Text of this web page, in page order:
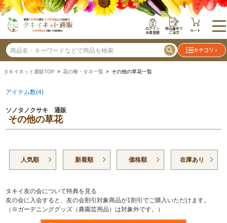
ログイン
会員登録
申込番号で
ご注文 カート
カテゴリ
タキイネット通販TOP > 花の種・タネ一覧 > その他の草花一覧
アイテム数(4)
ソノタノクサキ 通販
その他の草花
人気順 新着順 価格順 在庫あり
タキイ友の会について特典を見る
友の会に入会すると、友の会割引対象商品が1割引でご購入いただけます。
（※ガーデニンググッズ（農園芸用品）は対象外です。）